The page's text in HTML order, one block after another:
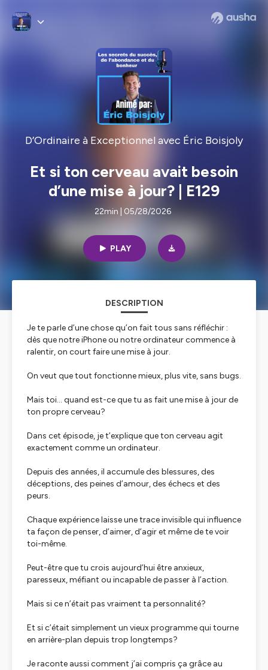
D’Ordinaire à Exceptionnel avec Éric Boisjoly
Et si ton cerveau avait besoin
d’une mise à jour? | E129
22min | 05/28/2026
PLAY
DESCRIPTION
Je te parle d’une chose qu’on fait tous sans réfléchir :
dès que notre iPhone ou notre ordinateur commence à
ralentir, on court faire une mise à jour.
On veut que tout fonctionne mieux, plus vite, sans bugs.
Mais toi… quand est-ce que tu as fait une mise à jour de
ton propre cerveau?
Dans cet épisode, je t’explique que ton cerveau agit
exactement comme un ordinateur.
Depuis des années, il accumule des blessures, des
déceptions, des peines d’amour, des échecs et des
peurs.
Chaque expérience laisse une trace invisible qui influence
ta façon de penser, d’aimer, d’agir et même de te voir
toi-même.
Peut-être que tu crois aujourd’hui être anxieux,
paresseux, méfiant ou incapable de passer à l’action.
Mais si ce n’était pas vraiment ta personnalité?
Et si c’était simplement un vieux programme qui tourne
en arrière-plan depuis trop longtemps?
Je raconte aussi comment j’ai compris ça grâce au